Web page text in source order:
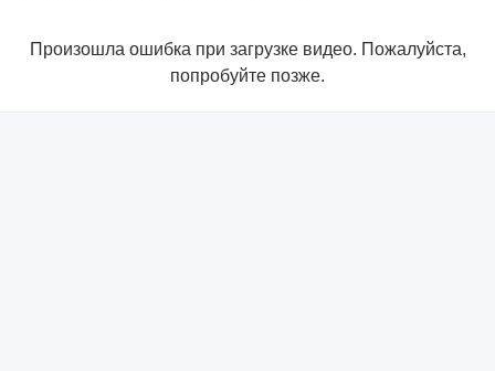
Произошла ошибка при загрузке видео. Пожалуйста,
попробуйте позже.